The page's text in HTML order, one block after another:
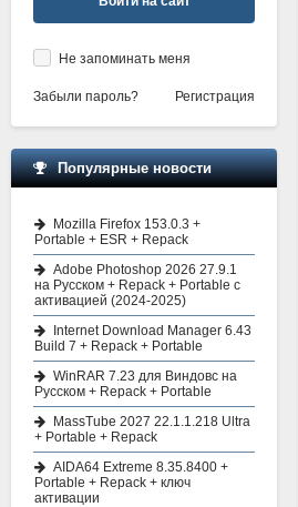
Не запоминать меня
Забыли пароль? Регистрация
Популярные новости
Mozilla Firefox 153.0.3 +
Portable + ESR + Repack
Adobe Photoshop 2026 27.9.1
на Русском + Repack + Portable с
активацией (2024-2025)
Internet Download Manager 6.43
Build 7 + Repack + Portable
WinRAR 7.23 для Виндовс на
Русском + Repack + Portable
MassTube 2027 22.1.1.218 Ultra
+ Portable + Repack
AIDA64 Extreme 8.35.8400 +
Portable + Repack + ключ
активации